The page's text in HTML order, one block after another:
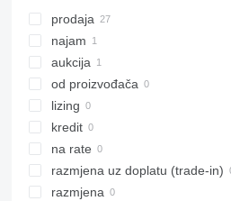
prodaja
najam
aukcija
od proizvođača
lizing
kredit
na rate
razmjena uz doplatu (trade-in)
razmjena